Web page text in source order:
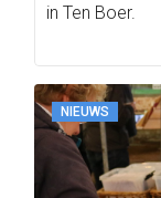
in Ten Boer.
NIEUWS